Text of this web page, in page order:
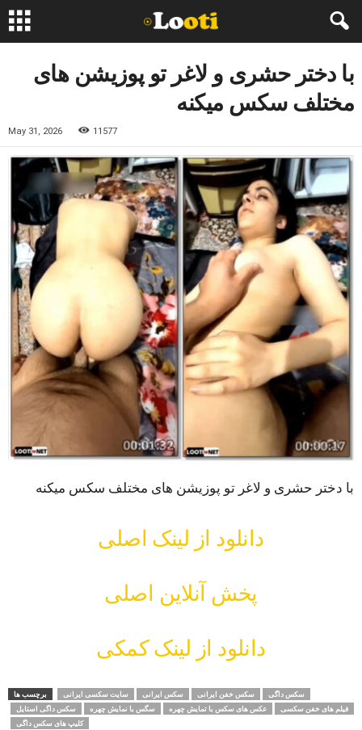
با دختر حشری و لاغر تو پوزیشن های
مختلف سکس میکنه
May 31, 2026 11577
با دختر حشری و لاغر تو پوزیشن های مختلف سکس میکنه
دانلود از لینک اصلی
پخش آنلاین اصلی
دانلود از لینک کمکی
برچسب ها سایت سکسی ایرانی سکس ایرانی سکس خفن ایرانی
سکس داگی
سکس داگی استایل
سگس با نمایش چهره عکس های سکس با تمایش چهره
فیلم های خفن سکسی
کلیپ های سکس داگی